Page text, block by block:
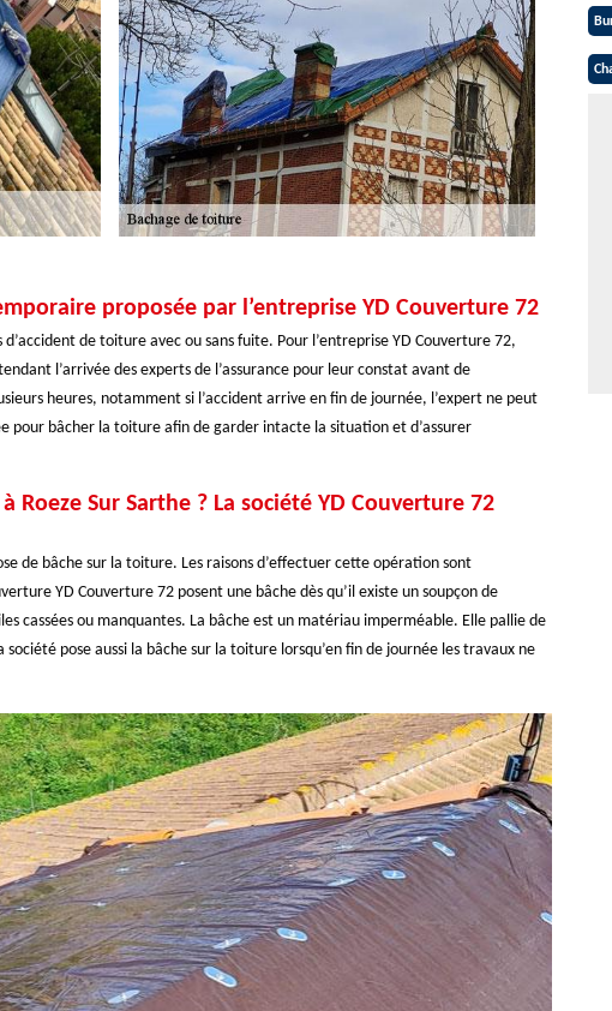
proposée par l’entreprise YD Couverture 72
de toiture avec ou sans fuite. Pour l’entreprise YD Couverture 72,
l’arrivée des experts de l’assurance pour leur constat avant de
heures, notamment si l’accident arrive en fin de journée, l’expert ne peut
pour bâcher la toiture afin de garder intacte la situation et d’assurer
Sur Sarthe ? La société YD Couverture 72
de bâche sur la toiture. Les raisons d’effectuer cette opération sont
YD Couverture 72 posent une bâche dès qu’il existe un soupçon de
cassées ou manquantes. La bâche est un matériau imperméable. Elle pallie de
pose aussi la bâche sur la toiture lorsqu’en fin de journée les travaux ne